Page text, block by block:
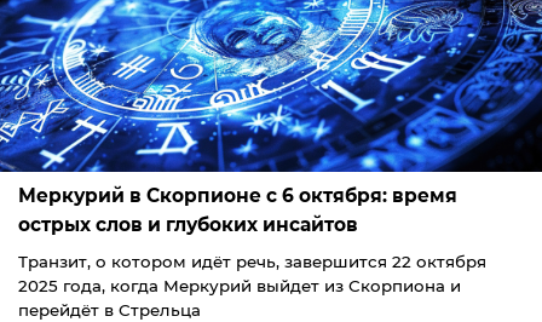
Меркурий в Скорпионе с 6 октября: время
острых слов и глубоких инсайтов
Транзит, о котором идёт речь, завершится 22 октября
2025 года, когда Меркурий выйдет из Скорпиона и
перейдёт в Стрельца